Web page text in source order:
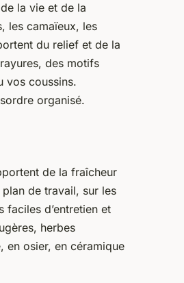
la vie et de la
les camaïeux, les
du relief et de la
des motifs
vos coussins.
organisé.
de la fraîcheur
de travail, sur les
d’entretien et
herbes
en osier, en céramique